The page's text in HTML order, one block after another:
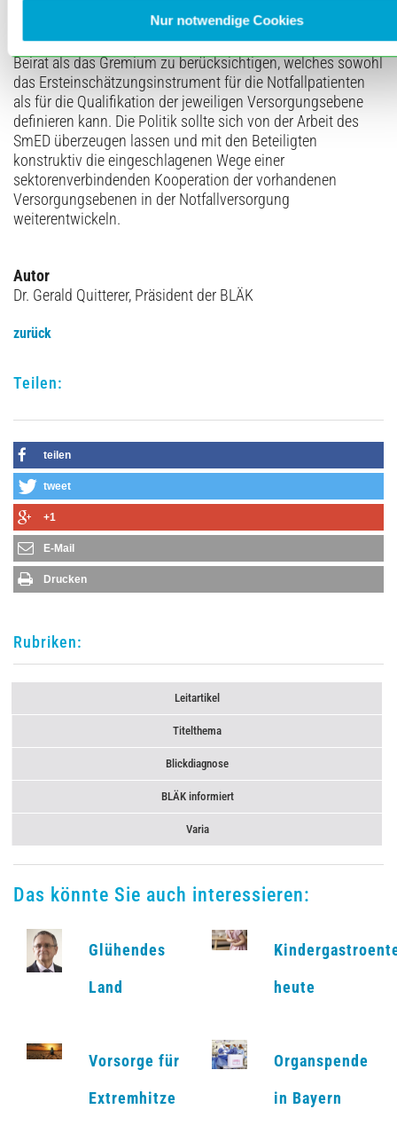
Nur notwendige Cookies
hierzu nicht der Expertise von wissenschaftlichen
Fachgesellschaften bedarf, zumal diese im medizinischen
Beirat vertreten sind. Ich appelliere an die Politik, diesen
Beirat als das Gremium zu berücksichtigen, welches sowohl
das Ersteinschätzungsinstrument für die Notfallpatienten
als für die Qualifikation der jeweiligen Versorgungsebene
definieren kann. Die Politik sollte sich von der Arbeit des
SmED überzeugen lassen und mit den Beteiligten
konstruktiv die eingeschlagenen Wege einer
sektorenverbindenden Kooperation der vorhandenen
Versorgungsebenen in der Notfallversorgung
weiterentwickeln.
Autor
Dr. Gerald Quitterer, Präsident der BLÄK
zurück
Teilen:
teilen
tweet
+1
E-Mail
Drucken
Rubriken:
Leitartikel
Titelthema
Blickdiagnose
BLÄK informiert
Varia
Das könnte Sie auch interessieren:
Glühendes
Land
heute
Vorsorge für
Extremhitze
Organspende
in Bayern